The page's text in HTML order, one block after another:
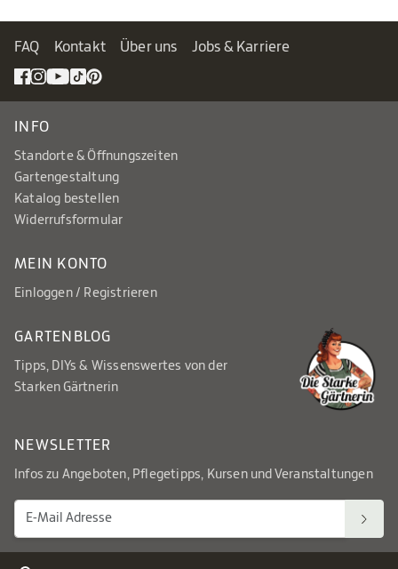
FAQ Kontakt Über uns Jobs & Karriere
INFO
Standorte & Öffnungszeiten
Gartengestaltung
Katalog bestellen
Widerrufsformular
MEIN KONTO
Einloggen / Registrieren
GARTENBLOG
Tipps, DIYs & Wissenswertes von der
Starken Gärtnerin
NEWSLETTER
Infos zu Angeboten, Pflegetipps, Kursen und Veranstaltungen